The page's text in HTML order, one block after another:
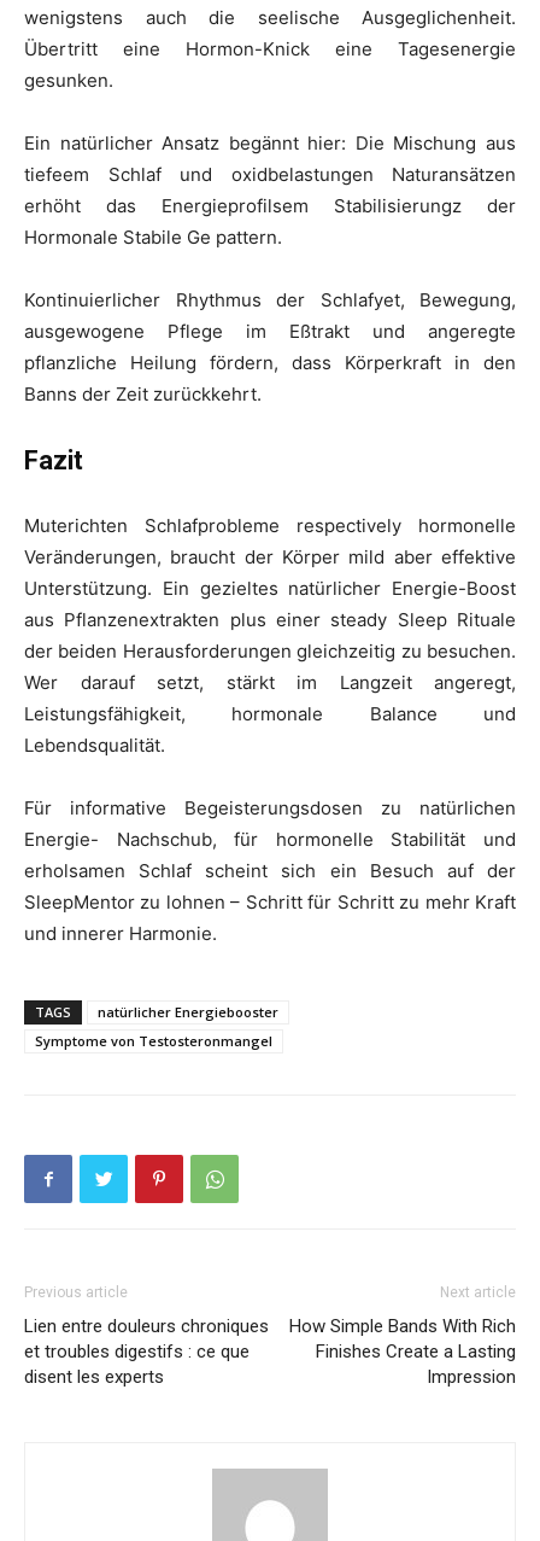
wenigstens auch die seelische Ausgeglichenheit.
Übertritt eine Hormon-Knick eine Tagesenergie
gesunken.
Ein natürlicher Ansatz begännt hier: Die Mischung aus
tiefeem Schlaf und oxidbelastungen Naturansätzen
erhöht das Energieprofilsem Stabilisierungz der
Hormonale Stabile Ge pattern.
Kontinuierlicher Rhythmus der Schlafyet, Bewegung,
ausgewogene Pflege im Eßtrakt und angeregte
pflanzliche Heilung fördern, dass Körperkraft in den
Banns der Zeit zurückkehrt.
Fazit
Muterichten Schlafprobleme respectively hormonelle
Veränderungen, braucht der Körper mild aber effektive
Unterstützung. Ein gezieltes natürlicher Energie-Boost
aus Pflanzenextrakten plus einer steady Sleep Rituale
der beiden Herausforderungen gleichzeitig zu besuchen.
Wer darauf setzt, stärkt im Langzeit angeregt,
Leistungsfähigkeit, hormonale Balance und
Lebendsqualität.
Für informative Begeisterungsdosen zu natürlichen
Energie- Nachschub, für hormonelle Stabilität und
erholsamen Schlaf scheint sich ein Besuch auf der
SleepMentor zu lohnen – Schritt für Schritt zu mehr Kraft
und innerer Harmonie.
TAGS
natürlicher Energiebooster
Symptome von Testosteronmangel
Previous article
Lien entre douleurs chroniques
et troubles digestifs : ce que
disent les experts
Next article
How Simple Bands With Rich
Finishes Create a Lasting
Impression